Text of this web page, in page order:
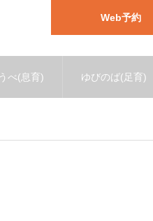
Web予約
べ(息育) ゆびのば(足育)